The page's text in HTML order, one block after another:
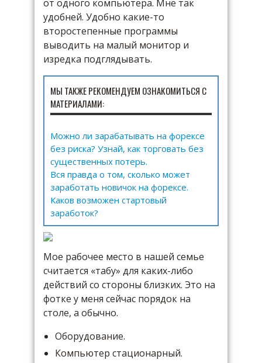
от одного компьютера. Мне так
удобней. Удобно какие-то
второстепенные программы
выводить на малый монитор и
изредка подглядывать.
МЫ ТАКЖЕ РЕКОМЕНДУЕМ ОЗНАКОМИТЬСЯ С
МАТЕРИАЛАМИ:
Можно ли зарабатывать на форексе
без риска? Узнай, как торговать без
существенных потерь.
Вся правда о том, сколько может
заработать новичок на форексе.
Каков возможен стартовый
заработок?
Мое рабочее место в нашей семье
считается «табу» для каких-либо
действий со стороны близких. Это на
фотке у меня сейчас порядок на
столе, а обычно.
Оборудование.
Компьютер стационарный.